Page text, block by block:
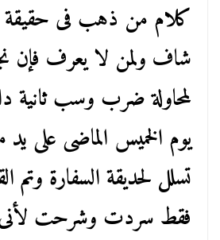
كلام من ذهب فى
شاف ولمن لا يعرف فإن
لمحاولة ضرب وسب ثانية
يوم الخميس الماضى على
تسلل لحديقة السفارة وتم
فقط سردت وشرحت